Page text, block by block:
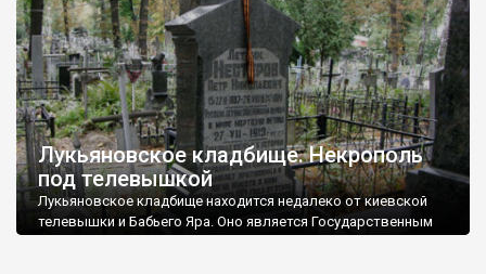
Лукьяновское кладбище. Некрополь
под телевышкой
Лукьяновское кладбище находится недалеко от киевской
телевышки и Бабьего Яра. Оно является Государственным